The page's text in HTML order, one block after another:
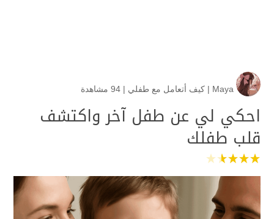
Maya
| كيف أتعامل مع طفلي | 94 مشاهدة
احكي لي عن طفل آخر واكتشف
قلب طفلك